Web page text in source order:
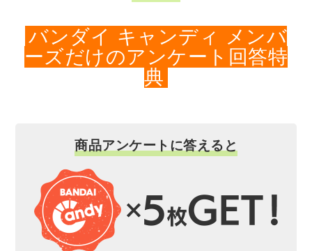
バンダイ キャンディ メンバ
ーズだけのアンケート回答特
典
商品アンケートに答えると